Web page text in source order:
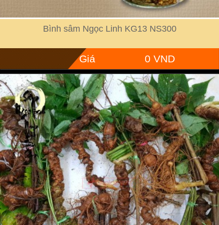
Bình sâm Ngọc Linh KG13 NS300
Giá 0 VND